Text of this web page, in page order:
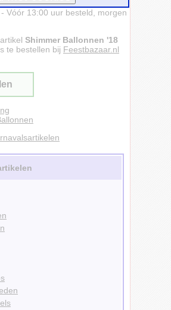
'18 Years' (4st) -
Vóór 13:00 uur besteld, morgen
Shimmer Ballonnen '18
te bestellen bij Feestbazaar.nl